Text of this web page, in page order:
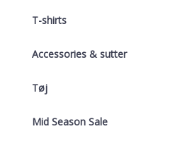
T-shirts
Accessories & sutter
Tøj
Mid Season Sale